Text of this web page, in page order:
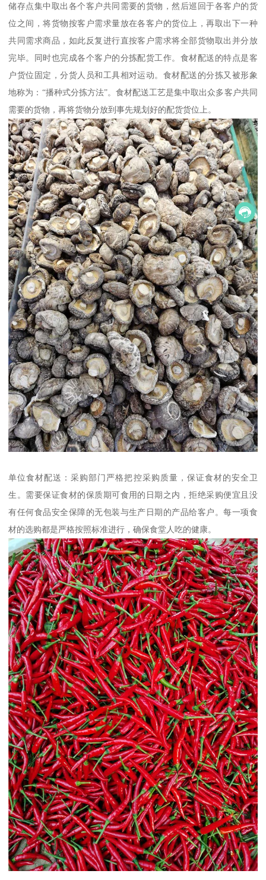
储存点集中取出各个客户共同需要的货物，然后巡回于各客户的货
位之间，将货物按客户需求量放在各客户的货位上，再取出下一种
共同需求商品，如此反复进行直按客户需求将全部货物取出并分放
完毕。同时也完成各个客户的分拣配货工作。食材配送的特点是客
户货位固定，分货人员和工具相对运动。食材配送的分拣又被形象
地称为：“播种式分拣方法”。食材配送工艺是集中取出众多客户共同
需要的货物，再将货物分放到事先规划好的配货货位上。
单位食材配送：采购部门严格把控采购质量，保证食材的安全卫
生。需要保证食材的保质期可食用的日期之内，拒绝采购便宜且没
有任何食品安全保障的无包装与生产日期的产品给客户。每一项食
材的选购都是严格按照标准进行，确保食堂人吃的健康。